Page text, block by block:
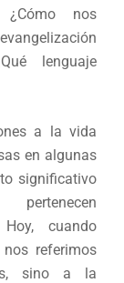
¿Cómo nos
lenguaje
a la vida
en algunas
significativo
cuando
referimos
sino a la